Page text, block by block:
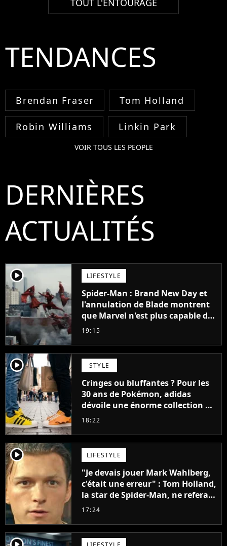
TOUT L'ENTOURAGE
TENDANCES
Brendan Fraser Tom Holland
Robin Williams Linkin Park
VOIR TOUS LES PEOPLE
DERNIÈRES
ACTUALITÉS
player2 LIFESTYLE
Spider-Man : Brand New Day et
l'annulation de Blade montrent
que Marvel n'est plus capable de
faire quoi que ce soit de simple
19:15
player2 STYLE
Cringes ou bluffantes ? Pour les
30 ans de Pokémon, adidas
dévoile une énorme collection de
sneakers et je ne sais pas quoi en
18:22
player2 LIFESTYLE
"Je devais jouer Mark Wahlberg,
c'était une erreur" : Tom Holland,
la star de Spider-Man, ne referait
pas ce blockbuster
17:24